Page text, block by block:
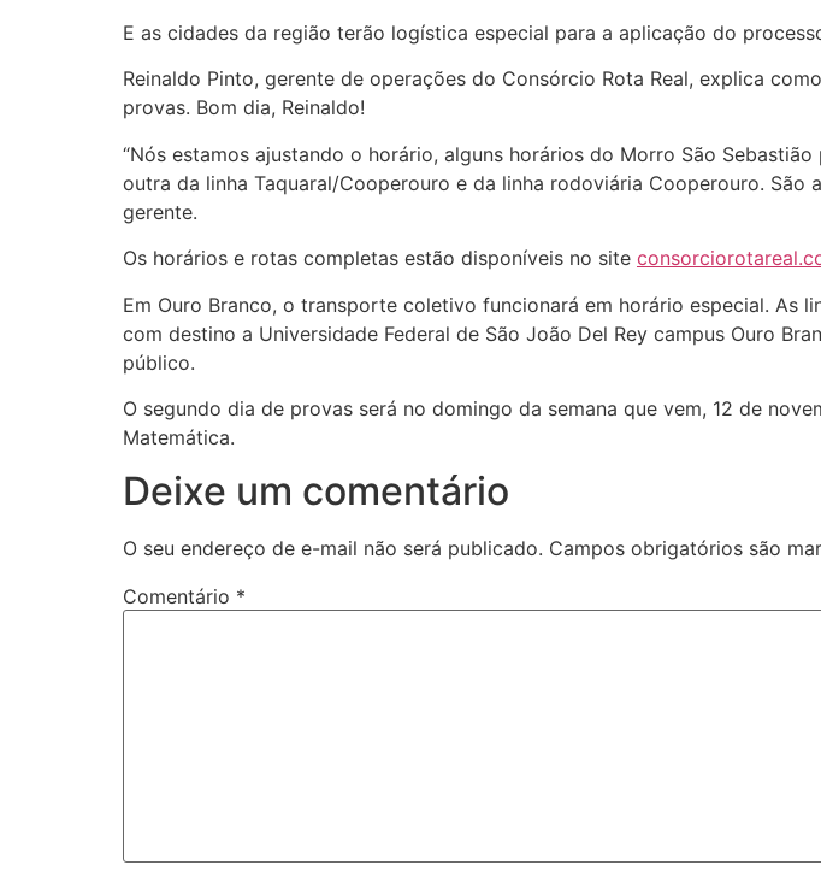
E as cidades da região terão logística especial para a aplicação do
Reinaldo Pinto, gerente de operações do Consórcio Rota Real, explica
provas. Bom dia, Reinaldo!
“Nós estamos ajustando o horário, alguns horários do Morro São
outra da linha Taquaral/Cooperouro e da linha rodoviária Cooperouro. São
gerente.
Os horários e rotas completas estão disponíveis no site
Em Ouro Branco, o transporte coletivo funcionará em horário especial. As
com destino a Universidade Federal de São João Del Rey campus Ouro
público.
O segundo dia de provas será no domingo da semana que vem, 12 de
Matemática.
Deixe um comentário
O seu endereço de e-mail não será publicado. Campos obrigatórios são
Comentário *